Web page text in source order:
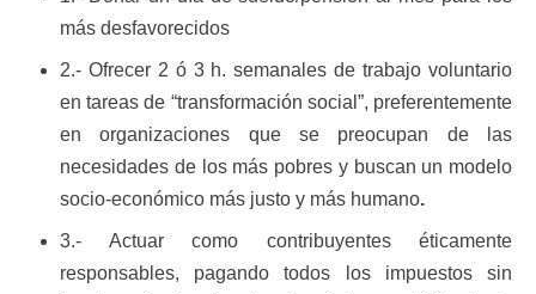
más desfavorecidos
2.- Ofrecer 2 ó 3 h. semanales de trabajo voluntario
en tareas de “transformación social”, preferentemente
en organizaciones que se preocupan de las
necesidades de los más pobres y buscan un modelo
socio-económico más justo y más humano.
3.- Actuar como contribuyentes éticamente
responsables, pagando todos los impuestos sin